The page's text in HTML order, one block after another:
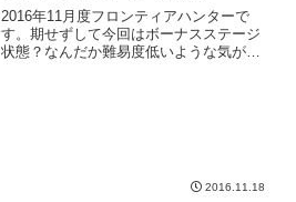
2016年11月度フロンティアハンターで
す。期せずして今回はボーナスステージ
状態？なんだか難易度低いような気がし
2016.11.18